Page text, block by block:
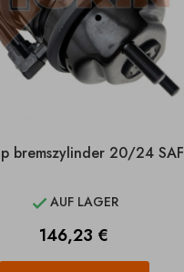
bremszylinder 20/24 SAF
AUF LAGER
Preis
146,23 €